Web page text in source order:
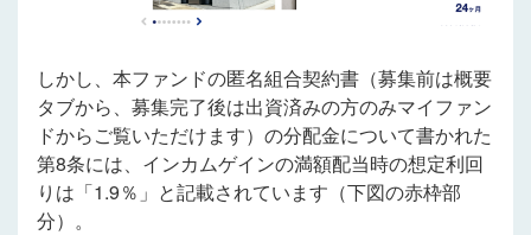
しかし、本ファンドの匿名組合契約書（募集前は概要
タブから、募集完了後は出資済みの方のみマイファン
ドからご覧いただけます）の分配金について書かれた
第8条には、インカムゲインの満額配当時の想定利回
りは「1.9％」と記載されています（下図の赤枠部
分）。